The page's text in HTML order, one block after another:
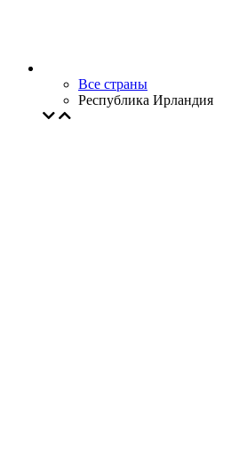
Все страны
Республика Ирландия